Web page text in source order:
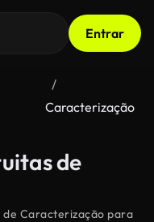
Entrar
Caracterização
de
de Caracterização para